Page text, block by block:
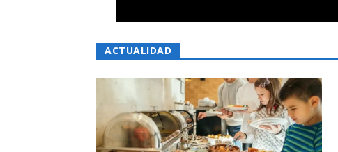
ACTUALIDAD